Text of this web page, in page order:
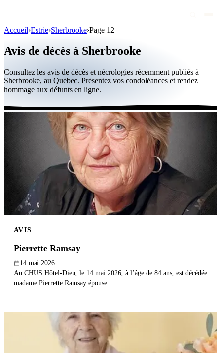
Personnalités publiques
Québec
Canada
International
Maisons funéraires
Blog
Recherche
Accueil›Estrie›Sherbrooke›Page 12
Avis de décès à Sherbrooke
Consultez les avis de décès et nécrologies récemment publiés à
Sherbrooke, au Québec. Présentez vos condoléances et rendez
hommage aux défunts en ligne.
AVIS
Pierrette Ramsay
14 mai 2026
Au CHUS Hôtel-Dieu, le 14 mai 2026, à l’âge de 84 ans, est décédée
madame Pierrette Ramsay épouse...